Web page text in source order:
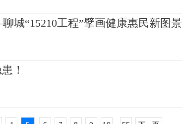
城“15210工程”擘画健康惠民新图景
！